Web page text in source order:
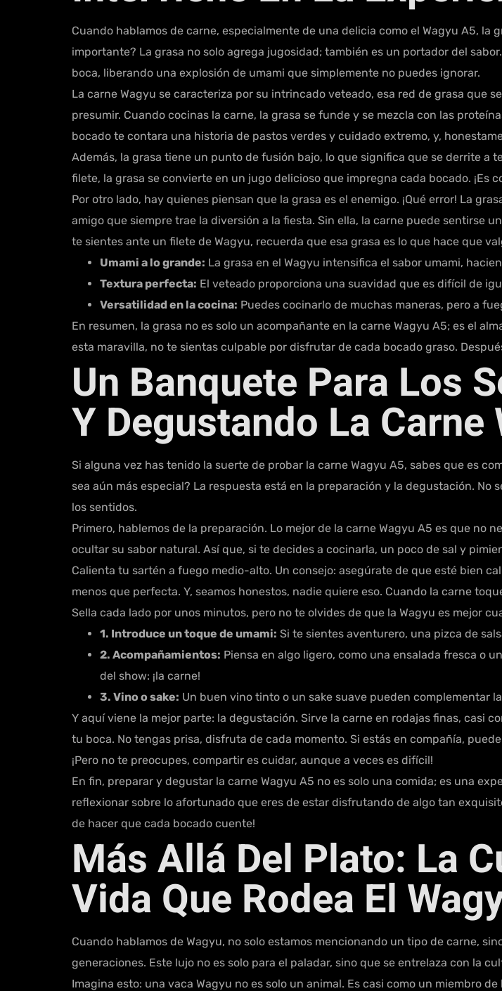
Cuando hablamos de carne, especialmente de una delicia como el Wagyu A5, la
importante? La grasa no solo agrega jugosidad; también es un portador del
boca, liberando una explosión de umami que simplemente no puedes ignorar.
La carne Wagyu se caracteriza por su intrincado veteado, esa red de grasa que
presumir. Cuando cocinas la carne, la grasa se funde y se mezcla con las
bocado te contara una historia de pastos verdes y cuidado extremo, y,
Además, la grasa tiene un punto de fusión bajo, lo que significa que se derrite a
filete, la grasa se convierte en un jugo delicioso que impregna cada bocado. ¡Es
Por otro lado, hay quienes piensan que la grasa es el enemigo. ¡Qué error! La
amigo que siempre trae la diversión a la fiesta. Sin ella, la carne puede sentirse
te sientes ante un filete de Wagyu, recuerda que esa grasa es lo que hace que
Umami a lo grande: La grasa en el Wagyu intensifica el sabor umami,
Textura perfecta: El veteado proporciona una suavidad que es difícil de
Versatilidad en la cocina: Puedes cocinarlo de muchas maneras, pero a
En resumen, la grasa no es solo un acompañante en la carne Wagyu A5; es el
esta maravilla, no te sientas culpable por disfrutar de cada bocado graso.
Un Banquete Para Los
Y Degustando La Carne
Si alguna vez has tenido la suerte de probar la carne Wagyu A5, sabes que es
sea aún más especial? La respuesta está en la preparación y la degustación.
los sentidos.
Primero, hablemos de la preparación. Lo mejor de la carne Wagyu A5 es que no
ocultar su sabor natural. Así que, si te decides a cocinarla, un poco de sal y
Calienta tu sartén a fuego medio-alto. Un consejo: asegúrate de que esté bien
menos que perfecta. Y, seamos honestos, nadie quiere eso. Cuando la carne
Sella cada lado por unos minutos, pero no te olvides de que la Wagyu es mejor
1. Introduce un toque de umami: Si te sientes aventurero, una pizca de
2. Acompañamientos: Piensa en algo ligero, como una ensalada fresca o
del show: ¡la carne!
3. Vino o sake: Un buen vino tinto o un sake suave pueden complementar
Y aquí viene la mejor parte: la degustación. Sirve la carne en rodajas finas, casi
tu boca. No tengas prisa, disfruta de cada momento. Si estás en compañía,
¡Pero no te preocupes, compartir es cuidar, aunque a veces es difícil!
En fin, preparar y degustar la carne Wagyu A5 no es solo una comida; es una
reflexionar sobre lo afortunado que eres de estar disfrutando de algo tan
de hacer que cada bocado cuente!
Más Allá Del Plato: La
Vida Que Rodea El
Cuando hablamos de Wagyu, no solo estamos mencionando un tipo de carne,
generaciones. Este lujo no es solo para el paladar, sino que se entrelaza con la
Imagina esto: una vaca Wagyu no es solo un animal. Es casi como un miembro